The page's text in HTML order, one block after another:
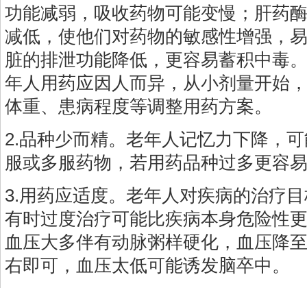
功能减弱，吸收药物可能变慢；肝药
减低，使他们对药物的敏感性增强，
脏的排泄功能降低，更容易蓄积中毒
年人用药应因人而异，从小剂量开始
体重、患病程度等调整用药方案。
2.品种少而精。老年人记忆力下降，
服或多服药物，若用药品种过多更容
3.用药应适度。老年人对疾病的治疗
有时过度治疗可能比疾病本身危险性
血压大多伴有动脉粥样硬化，血压降
右即可，血压太低可能诱发脑卒中。